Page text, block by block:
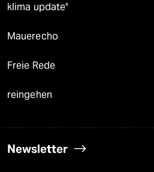
klima update°
Mauerecho
Freie Rede
reingehen
Newsletter